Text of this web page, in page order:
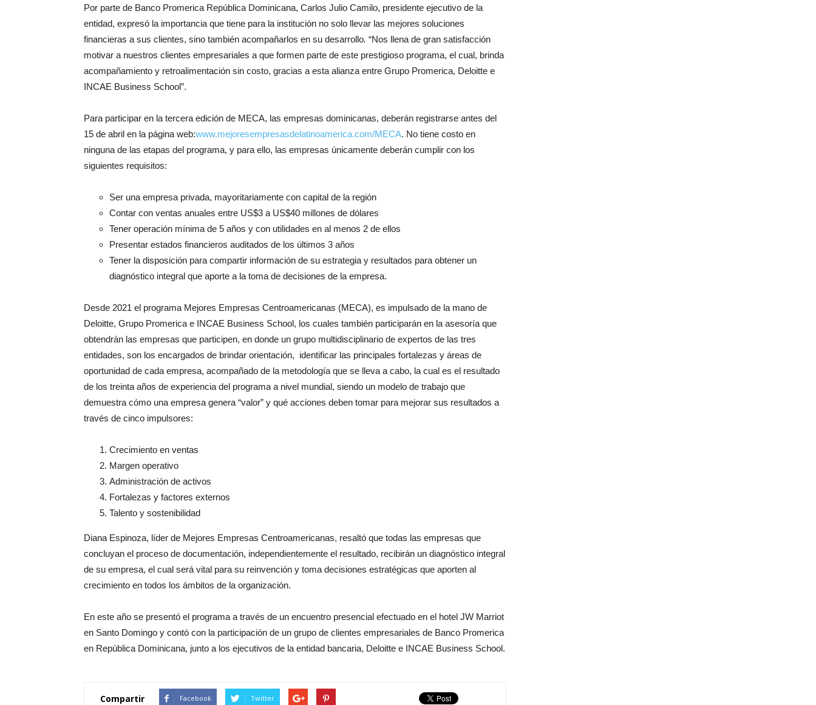
Por parte de Banco Promerica República Dominicana, Carlos Julio Camilo, presidente ejecutivo de la
entidad, expresó la importancia que tiene para la institución no solo llevar las mejores soluciones
financieras a sus clientes, sino también acompañarlos en su desarrollo. “Nos llena de gran satisfacción
motivar a nuestros clientes empresariales a que formen parte de este prestigioso programa, el cual, brinda
acompañamiento y retroalimentación sin costo, gracias a esta alianza entre Grupo Promerica, Deloitte e
INCAE Business School”.
Para participar en la tercera edición de MECA, las empresas dominicanas, deberán registrarse antes del
15 de abril en la página web:www.mejoresempresasdelatinoamerica.com/MECA. No tiene costo en
ninguna de las etapas del programa, y para ello, las empresas únicamente deberán cumplir con los
siguientes requisitos:
Ser una empresa privada, mayoritariamente con capital de la región
Contar con ventas anuales entre US$3 a US$40 millones de dólares
Tener operación mínima de 5 años y con utilidades en al menos 2 de ellos
Presentar estados financieros auditados de los últimos 3 años
Tener la disposición para compartir información de su estrategia y resultados para obtener un
diagnóstico integral que aporte a la toma de decisiones de la empresa.
Desde 2021 el programa Mejores Empresas Centroamericanas (MECA), es impulsado de la mano de
Deloitte, Grupo Promerica e INCAE Business School, los cuales también participarán en la asesoría que
obtendrán las empresas que participen, en donde un grupo multidisciplinario de expertos de las tres
entidades, son los encargados de brindar orientación, identificar las principales fortalezas y áreas de
oportunidad de cada empresa, acompañado de la metodología que se lleva a cabo, la cual es el resultado
de los treinta años de experiencia del programa a nivel mundial, siendo un modelo de trabajo que
demuestra cómo una empresa genera “valor” y qué acciones deben tomar para mejorar sus resultados a
través de cinco impulsores:
Crecimiento en ventas
Margen operativo
Administración de activos
Fortalezas y factores externos
Talento y sostenibilidad
Diana Espinoza, líder de Mejores Empresas Centroamericanas, resaltó que todas las empresas que
concluyan el proceso de documentación, independientemente el resultado, recibirán un diagnóstico integral
de su empresa, el cual será vital para su reinvención y toma decisiones estratégicas que aporten al
crecimiento en todos los ámbitos de la organización.
En este año se presentó el programa a través de un encuentro presencial efectuado en el hotel JW Marriot
en Santo Domingo y contó con la participación de un grupo de clientes empresariales de Banco Promerica
en República Dominicana, junto a los ejecutivos de la entidad bancaria, Deloitte e INCAE Business School.
Compartir Facebook Twitter